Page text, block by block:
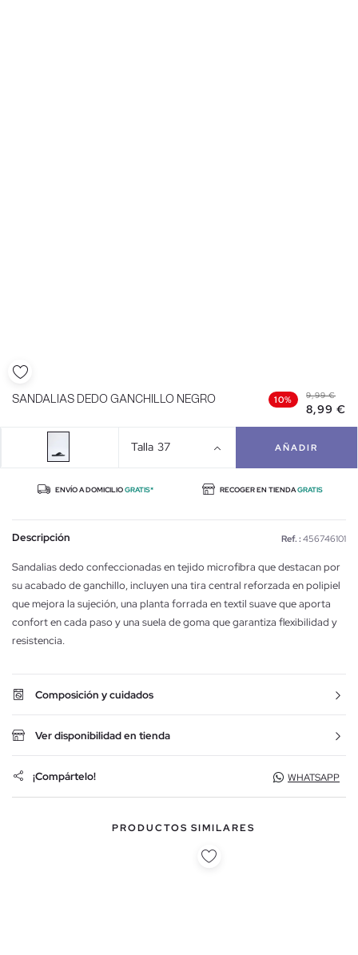
SANDALIAS DEDO GANCHILLO NEGRO 10% 9,99 €
8,99 €
Talla 37 AÑADIR
ENVÍO A DOMICILIOGRATIS* RECOGER EN TIENDAGRATIS
Descripción Ref. : 456746101
Sandalias dedo confeccionadas en tejido microfibra que destacan por
su acabado de ganchillo, incluyen una tira central reforzada en polipiel
que mejora la sujeción, una planta forrada en textil suave que aporta
confort en cada paso y una suela de goma que garantiza flexibilidad y
resistencia.
Composición y cuidados
Ver disponibilidad en tienda
¡Compártelo! WHATSAPP
PRODUCTOS SIMILARES